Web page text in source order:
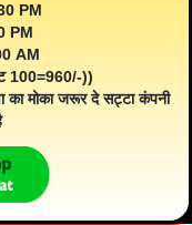
PM
PM
AM
100=960/-))
का मोका जरूर दे सट्टा कंपनी